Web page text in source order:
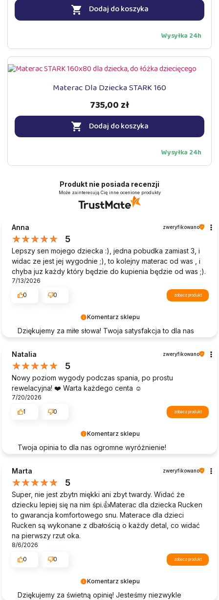
 Dodaj do koszyka
Wysyłka 24h
Materac Dla Dziecka STARK 160
735,00 zł
 Dodaj do koszyka
Wysyłka 24h
Produkt nie posiada recenzji
Może zainteresują Cię inne ocenione produkty
Komentarz sklepu
Dziękujemy za miłe słowa! Twoja satysfakcja to dla nas
zapewnić Ci bezproblemowe zakupy i wysoką jakość
naszych produktów. Twoje zadowolenie to nasz
priorytet – mamy nadzieję, że wrócisz do nas w
przyszłości.
Anna zweryfikowano
5
Lepszy sen mojego dziecka :), jedna pobudka zamiast 3, i
widac ze jest jej wygodnie ;), to kolejny materac od was , i
chyba juz każdy który będzie do kupienia będzie od was ;).
7/13/2026
0
0 zobacz produkt
Komentarz sklepu
Twoja opinia to dla nas ogromne wyróżnienie!
swoimi doświadczeniami z zakupów w naszym sklepie.
Twoje pozytywne słowa pomagają nam doskonalić
naszą ofertę i motywują nas do dalszej pracy.
Pozdrawiamy!
Natalia zweryfikowano
5
Nowy poziom wygody podczas spania, po prostu
rewelacyjna! ❤️ Warta każdego centa ☺️
7/20/2026
1
0 zobacz produkt
Komentarz sklepu
Dziękujemy za świetną opinię! Jesteśmy niezwykle
Marta zweryfikowano
5
Super, nie jest zbytn miękki ani zbyt twardy. Widać że
dziecku lepiej się na nim śpi.👍️Materac dla dziecka Rucken
to gwarancja komfortowego snu. Materace dla dzieci
Rucken są wykonane z dbałością o każdy detal, co widać
na pierwszy rzut oka.
8/6/2026
0
0 zobacz produkt